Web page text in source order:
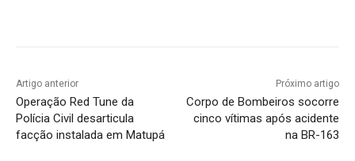
Artigo anterior
Operação Red Tune da
Polícia Civil desarticula
facção instalada em Matupá
Próximo artigo
Corpo de Bombeiros socorre
cinco vítimas após acidente
na BR-163